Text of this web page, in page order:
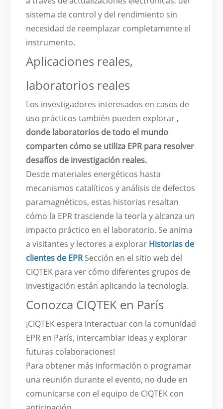
sistema de control y del rendimiento sin
necesidad de reemplazar completamente el
instrumento.
Aplicaciones reales,
laboratorios reales
Los investigadores interesados en casos de
uso prácticos también pueden explorar ,
donde laboratorios de todo el mundo
comparten cómo se utiliza EPR para resolver
desafíos de investigación reales.
Desde materiales energéticos hasta
mecanismos catalíticos y análisis de defectos
paramagnéticos, estas historias resaltan
cómo la EPR trasciende la teoría y alcanza un
impacto práctico en el laboratorio. Se anima
a visitantes y lectores a explorar Historias de
clientes de EPRSección en el sitio web del
CIQTEK para ver cómo diferentes grupos de
investigación están aplicando la tecnología.
Conozca CIQTEK en París
¡CIQTEK espera interactuar con la comunidad
EPR en París, intercambiar ideas y explorar
futuras colaboraciones!
Para obtener más información o programar
una reunión durante el evento, no dude en
comunicarse con el equipo de CIQTEK con